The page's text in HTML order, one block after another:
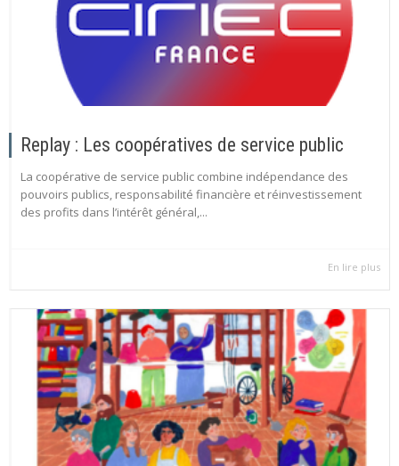
Replay : Les coopératives de service public
La coopérative de service public combine indépendance des
pouvoirs publics, responsabilité financière et réinvestissement
des profits dans l’intérêt général,...
En lire plus